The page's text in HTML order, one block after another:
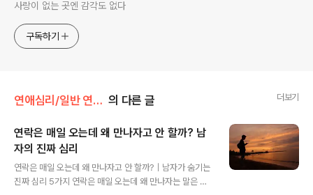
사랑이 없는 곳엔 감각도 없다
구독하기
연애심리/일반 연애심리 의 다른 글 더보기
연락은 매일 오는데 왜 만나자고 안 할까? 남
자의 진짜 심리
연락은 매일 오는데 왜 만나자고 안 할까?｜남자가 숨기는
진짜 심리 5가지 연락은 매일 오는데 왜 만나자는 말은 하